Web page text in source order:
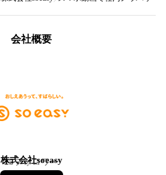
会社概要
株式会社soeasy
25フォロワー